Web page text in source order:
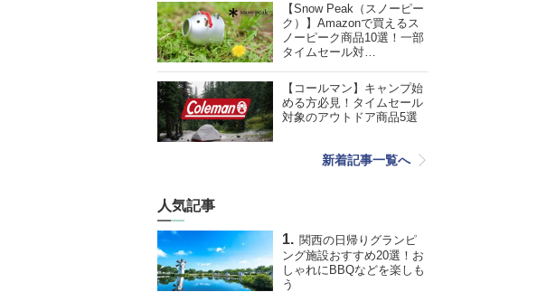
【Snow Peak（スノーピー
ク）】Amazonで買えるス
ノーピーク商品10選！一部
タイムセール対…
【コールマン】キャンプ始
める方必見！タイムセール
対象のアウトドア商品5選
新着記事一覧へ
人気記事
関西の日帰りグランピ
ング施設おすすめ20選！お
しゃれにBBQなどを楽しも
う